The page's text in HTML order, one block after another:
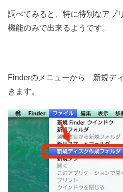
調べてみると、特に特別なアプ
機能のみで出来るようです。
Finderのメニューから「新規デ
きます。